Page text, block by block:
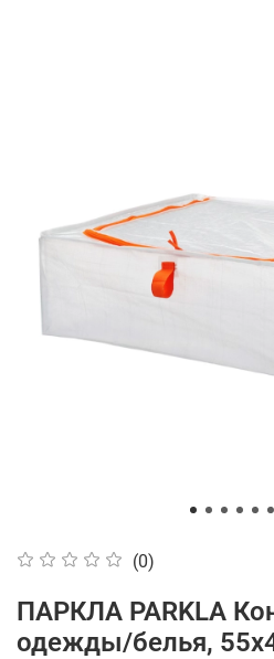
(0)
ПАРКЛА PARKLA
одежды/белья,